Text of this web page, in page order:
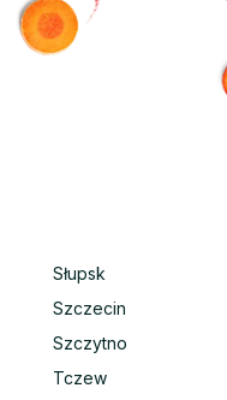
Słupsk
Szczecin
Szczytno
Tczew